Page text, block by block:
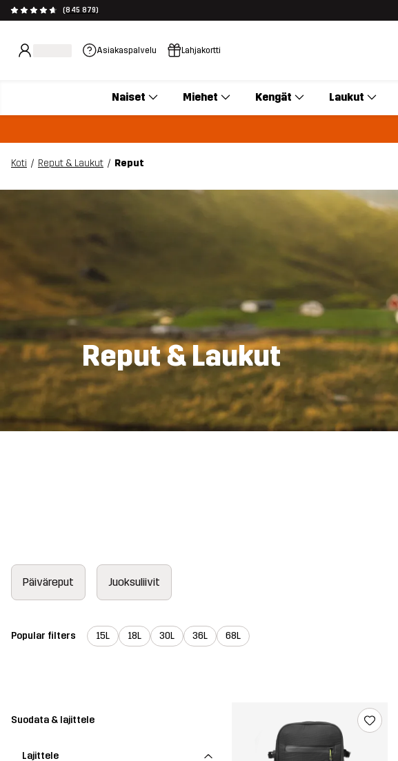
(845 879)
Asiakaspalvelu Lahjakortti
Naiset Miehet Kengät Laukut
Koti Reput & Laukut Reput
Reput & Laukut
Päiväreput Juoksuliivit
Popular filters 15L 18L 30L 36L 68L
Suodata & lajittele
Lajittele